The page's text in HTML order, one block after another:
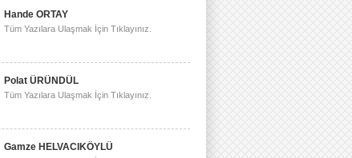
Hande ORTAY
Tüm Yazılara Ulaşmak İçin Tıklayınız.
Polat ÜRÜNDÜL
Tüm Yazılara Ulaşmak İçin Tıklayınız.
Gamze HELVACIKÖYLÜ